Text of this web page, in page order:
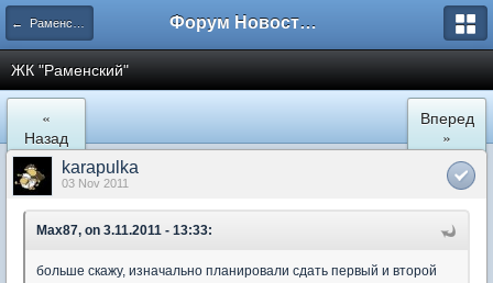
← Раменское Форум Новостройки
ЖК "Рaменский"
«
Назад
Вперед
»
karapulka
03 Nov 2011
Max87, on 3.11.2011 - 13:33:
больше скажу, изначально планировали сдать первый и второй